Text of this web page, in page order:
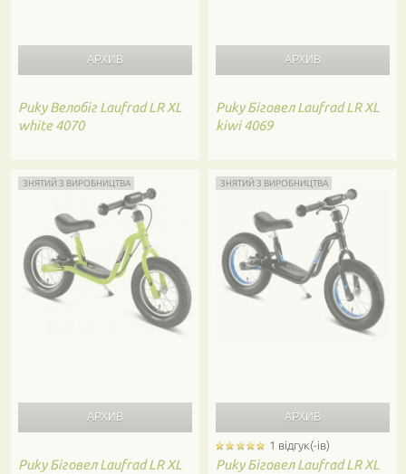
Puky Велобіг Laufrad LR XL
white 4070
Puky Біговел Laufrad LR XL
kiwi 4069
ЗНЯТИЙ З ВИРОБНИЦТВА
Puky Біговел Laufrad LR XL
ЗНЯТИЙ З ВИРОБНИЦТВА
1 відгук(-ів)
Puky Біговел Laufrad LR XL